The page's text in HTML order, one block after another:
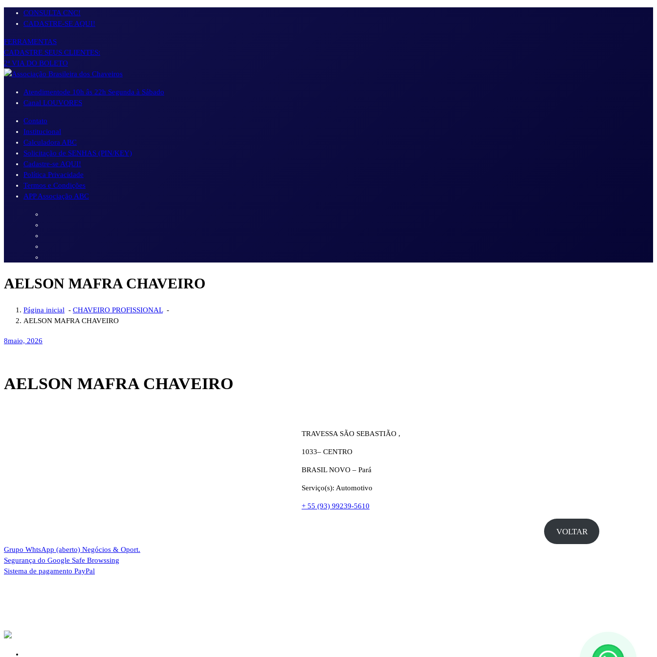
Pular
para
conteúdo
CONSULTA CNC!
CADASTRE-SE AQUI!
FERRAMENTAS
CADASTRE SEUS CLIENTES:
2ª VIA DO BOLETO
Atendimentode 10h âs 22h Segunda à Sábado
Canal LOUVORES
Contato
Institucional
Calculadora ABC
Solicitação de SENHAS (PIN/KEY)
Cadastre-se AQUI!
Política Privacidade
Termos e Condições
APP Associação ABC
AELSON MAFRA CHAVEIRO
Página inicial - CHAVEIRO PROFISSIONAL-
AELSON MAFRA CHAVEIRO
8maio, 2026
AELSON MAFRA CHAVEIRO
TRAVESSA SÃO SEBASTIÃO ,
1033– CENTRO
BRASIL NOVO – Pará
Serviço(s): Automotivo
+ 55 (93) 99239-5610
VOLTAR
Grupo WhtsApp (aberto) Negócios & Oport.
Segurança do Google Safe Browssing
Sistema de pagamento PayPal